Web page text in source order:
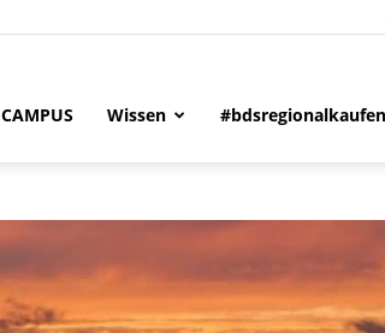
CAMPUS Wissen #bdsregionalkaufen